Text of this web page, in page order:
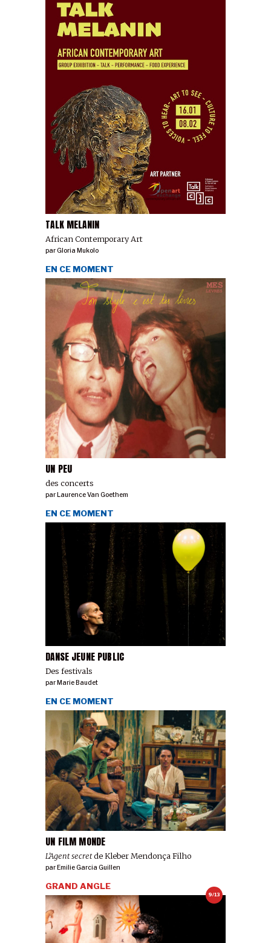
TALK MELANIN
African Contemporary Art
parGloria Mukolo
UN PEU
des concerts
EN CE MOMENT
par Laurence Van Goethem
DANSE JEUNE PUBLIC
Des festivals
EN CE MOMENT
par Marie Baudet
UN FILM MONDE
L’Agent secretde Kleber Mendonça Filho
EN CE MOMENT
parEmilie Garcia Guillen
9/13
GRAND ANGLE